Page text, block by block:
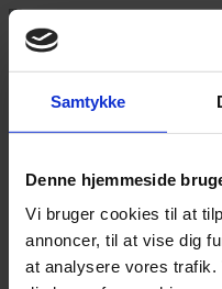
Samtykke
Denne hjemmeside
Vi bruger cookies til at
annoncer, til at vise dig
at analysere vores trafik.
FLERE NYHEDER